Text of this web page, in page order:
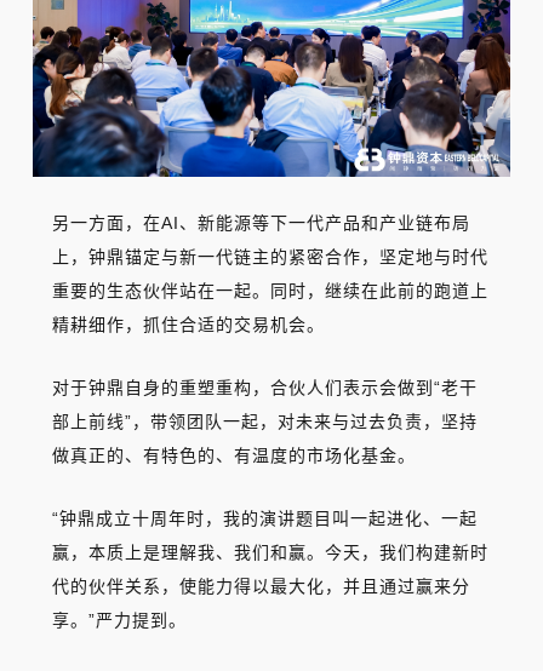
另一方面，在AI、新能源等下一代产品和产业链布局
上，钟鼎锚定与新一代链主的紧密合作，坚定地与时代
重要的生态伙伴站在一起。同时，继续在此前的跑道上
精耕细作，抓住合适的交易机会。
对于钟鼎自身的重塑重构，合伙人们表示会做到“老干
部上前线”，带领团队一起，对未来与过去负责，坚持
做真正的、有特色的、有温度的市场化基金。
“钟鼎成立十周年时，我的演讲题目叫一起进化、一起
赢，本质上是理解我、我们和赢。今天，我们构建新时
代的伙伴关系，使能力得以最大化，并且通过赢来分
享。”严力提到。